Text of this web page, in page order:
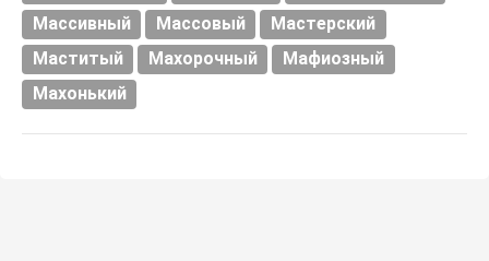
Массивный Массовый
Мастерский
Маститый
Махорочный
Мафиозный
Махонький